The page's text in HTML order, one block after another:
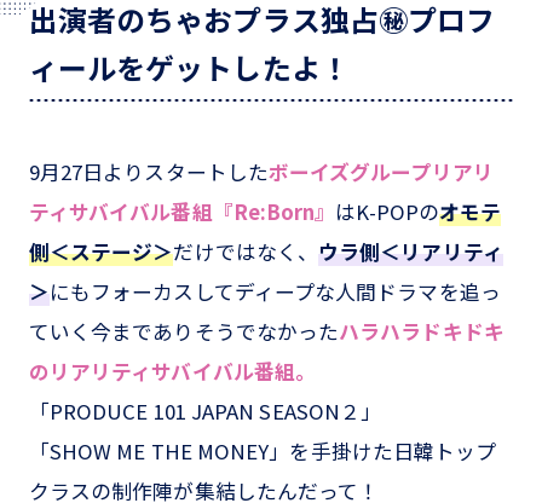
出演者のちゃおプラス独占㊙プロフ
ィールをゲットしたよ！
9月27日よりスタートしたボーイズグループリアリ
ティサバイバル番組『Re:Born』 はK-POPのオモテ
側＜ステージ＞だけではなく、ウラ側＜リアリティ
＞にもフォーカスしてディープな人間ドラマを追っ
ていく今までありそうでなかったハラハラドキドキ
のリアリティサバイバル番組。
「PRODUCE 101 JAPAN SEASON２」
「SHOW ME THE MONEY」を手掛けた日韓トップ
クラスの制作陣が集結したんだって！